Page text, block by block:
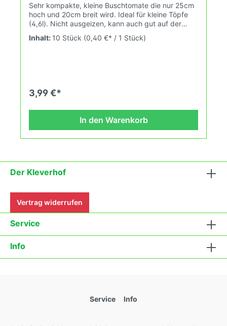
Sehr kompakte, kleine Buschtomate die nur 25cm
hoch und 20cm breit wird. Ideal für kleine Töpfe
(4,6l). Nicht ausgeizen, kann auch gut auf der
Fensterbank (Südseite) stehen. Wuchshöhe:
0,25m Früchte: gelb, rund, 6-10g Das
passen wir alte und neue Tomatensorten den sich
fortlaufend ändernden Wachstumsbedingungen
in deinem Gewächshaus, Hausgarten, auf der
Terasse oder auf dem Balkon erleben kannst.
Inhalt: 10 Stück (0,40 €* / 1 Stück)
3,99 €*
In den Warenkorb
Der Kleverhof
Vertrag widerrufen
Service
Info
Service Info